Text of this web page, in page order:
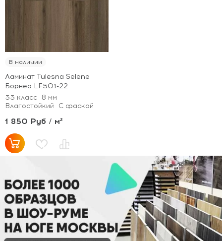
В наличии
Ламинат Tulesna Selene
Борнео LF501-22
33 класс
8 мм
Влагостойкий
С фаской
1 850 Руб / м²